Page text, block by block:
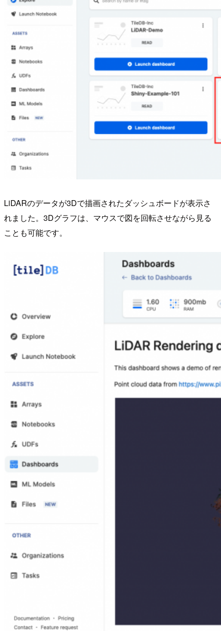
LiDARのデータが3Dで描画されたダッシュボードが表示さ
れました。3Dグラフは、マウスで図を回転させながら見る
ことも可能です。